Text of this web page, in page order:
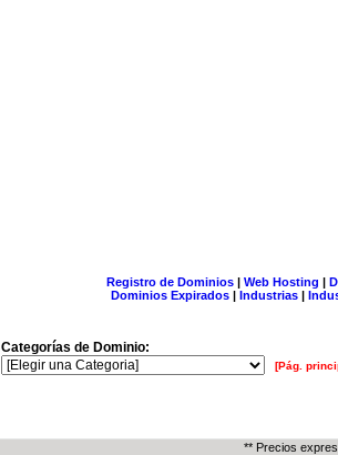
Registro de Dominios| Web Hosting |
Dominios Expirados | Industrias |
Categorías de Dominio:
[Pág.
** Precios